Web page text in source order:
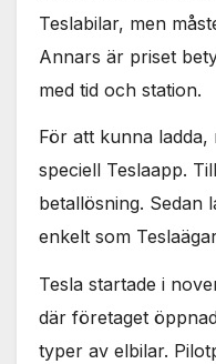
Teslabilar, men
Annars är priset
med tid och station.
För att kunna ladda,
speciell Teslaapp.
betallösning. Sedan
enkelt som
Tesla startade i
där företaget
typer av elbilar.